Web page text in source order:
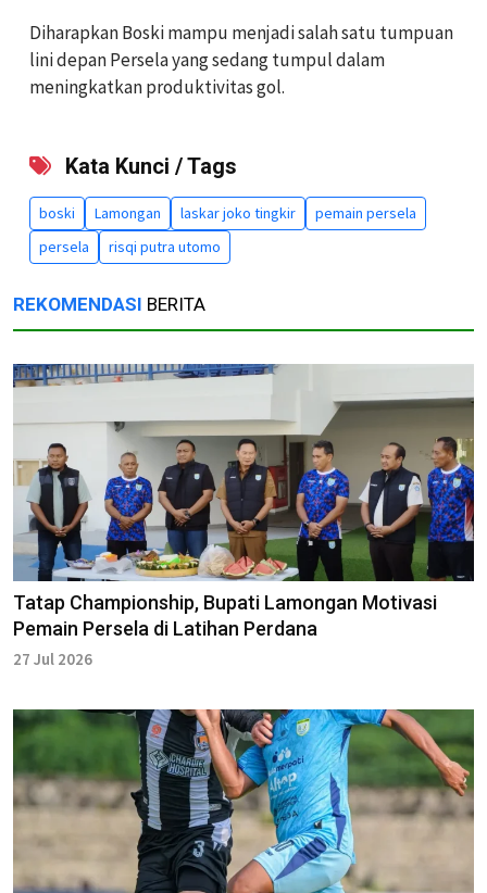
Diharapkan Boski mampu menjadi salah satu tumpuan
lini depan Persela yang sedang tumpul dalam
meningkatkan produktivitas gol.
Kata Kunci / Tags
boski Lamongan laskar joko tingkir
pemain persela
persela
risqi putra utomo
REKOMENDASI BERITA
Tatap Championship, Bupati Lamongan Motivasi
Pemain Persela di Latihan Perdana
27 Jul 2026